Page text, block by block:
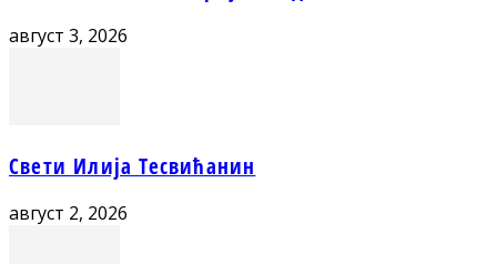
август 3, 2026
Свети Илија Тесвићанин
август 2, 2026